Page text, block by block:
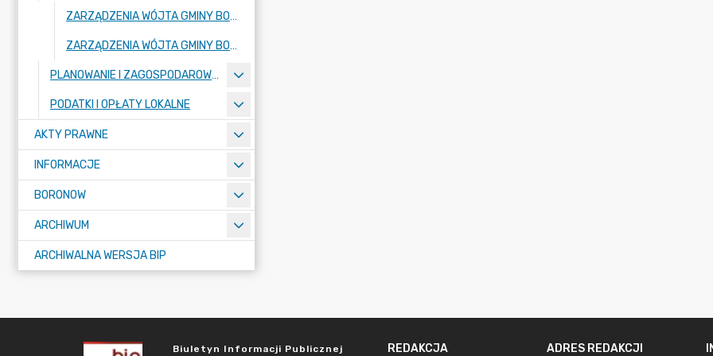
ZARZĄDZENIA WÓJTA GMINY BORONÓW WYDANE W 2026 ROKU
ZARZĄDZENIA WÓJTA GMINY BORONÓW WYDANE W 2025 ROKU
PLANOWANIE I ZAGOSPODAROWANIE PRZESTRZENNE - REJESTR URBANISTYCZNY
PODATKI I OPŁATY LOKALNE
AKTY PRAWNE
INFORMACJE
BORONOW
ARCHIWUM
ARCHIWALNA WERSJA BIP
Biuletyn Informacji Publicznej REDAKCJA ADRES REDAKCJI